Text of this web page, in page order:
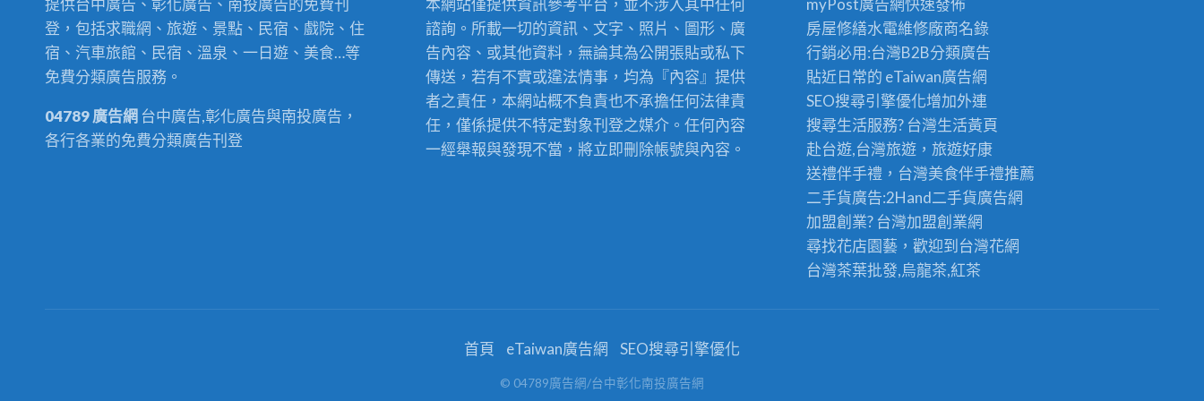
提供台中廣告、彰化廣告、南投廣告的免費刊
登，包括求職網、旅遊、景點、民宿、戲院、住
宿、汽車旅館、民宿、溫泉、一日遊、美食…等
免費分類廣告服務。
04789 廣告網 台中廣告,彰化廣告與南投廣告，
各行各業的免費分類廣告刊登
本網站僅提供資訊參考平台，並不涉入其中任何
諮詢。所載一切的資訊、文字、照片、圖形、廣
告內容、或其他資料，無論其為公開張貼或私下
傳送，若有不實或違法情事，均為『內容』提供
者之責任，本網站概不負責也不承擔任何法律責
任，僅係提供不特定對象刊登之媒介。任何內容
一經舉報與發現不當，將立即刪除帳號與內容。
myPost廣告網快速發佈
房屋修繕水電維修廠商名錄
行銷必用:台灣B2B分類廣告
貼近日常的 eTaiwan廣告網
SEO搜尋引擎優化增加外連
搜尋生活服務? 台灣生活黃頁
赴台遊,台灣旅遊 ，旅遊好康
送禮伴手禮，台灣美食伴手禮推薦
二手貨廣告:2Hand二手貨廣告網
加盟創業? 台灣加盟創業網
尋找花店園藝，歡迎到 台灣花網
台灣茶葉批發,烏龍茶,紅茶
首頁 eTaiwan廣告網 SEO搜尋引擎優化
© 04789廣告網/台中彰化南投廣告網